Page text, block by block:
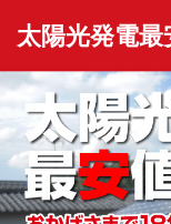
太陽光発電